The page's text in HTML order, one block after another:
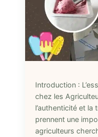
Introduction :
chez les
l’authenticité et la
prennent une
agriculteurs